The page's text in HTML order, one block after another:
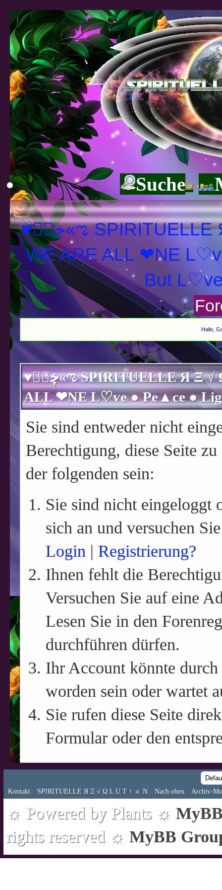
Suche
♥ڿڰۣ«ಌ SPIRITUELLE Я Ξ √ Ω L U T ↑ ☼ N - Forum -
WE ARE ALL ❤NE
Hallo,
♥ڿڰۣ«ಌ SPIRITUELLE Я Ξ √ Ω L U T ↑ ☼ N - Forum - WE ARE
Sie sind entweder nicht
Berechtigung, diese Seite
der folgenden sein:
Sie sind nicht eingeloggt
sich an und versuchen
Login | Registrierung?
Ihnen fehlt die
Versuchen Sie auf eine
Lesen Sie in den
durchführen dürfen.
Ihr Account könnte
worden sein oder wartet
Sie rufen diese Seite
Formular oder den
Kontakt SPIRITUELLE Я Ξ √ Ω L U T ↑ ☼ N Nach oben Archiv-
☼ Powered by Plants ☼
rights reserved ☼ MyBB